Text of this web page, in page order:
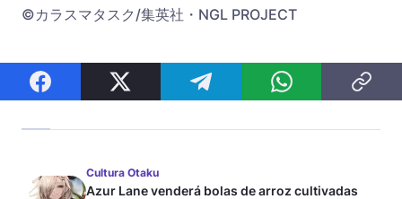
©カラスマタスク/集英社・NGL PROJECT
Cultura Otaku
Azur Lane venderá bolas de arroz cultivadas